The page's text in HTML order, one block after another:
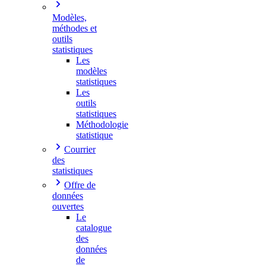
Modèles,
méthodes et
outils
statistiques
Les
modèles
statistiques
Les
outils
statistiques
Méthodologie
statistique
Courrier
des
statistiques
Offre de
données
ouvertes
Le
catalogue
des
données
de